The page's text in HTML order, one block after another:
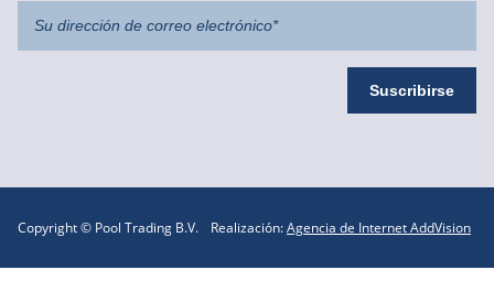
Copyright © Pool Trading B.V. Realización:Agencia de Internet AddVision